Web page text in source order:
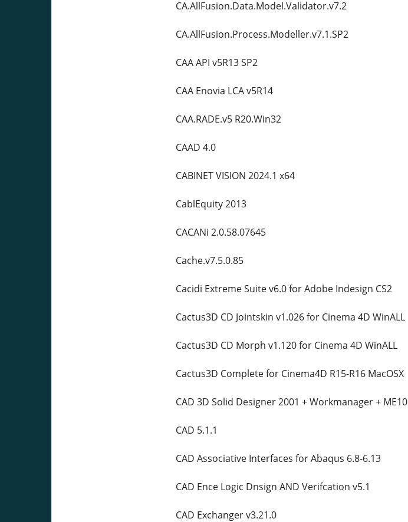
CA.AllFusion.Data.Model.Validator.v7.2
CA.AllFusion.Process.Modeller.v7.1.SP2
CAA API v5R13 SP2
CAA Enovia LCA v5R14
CAA.RADE.v5 R20.Win32
CAAD 4.0
CABINET VISION 2024.1 x64
CablEquity 2013
CACANi 2.0.58.07645
Cache.v7.5.0.85
Cacidi Extreme Suite v6.0 for Adobe Indesign CS2
Cactus3D CD Jointskin v1.026 for Cinema 4D WinALL
Cactus3D CD Morph v1.120 for Cinema 4D WinALL
Cactus3D Complete for Cinema4D R15-R16 MacOSX
CAD 3D Solid Designer 2001 + Workmanager + ME10
CAD 5.1.1
CAD Assoсiative Interfaces for Abaqus 6.8-6.13
CAD Ence Logic Dnsign AND Verifcation v5.1
CAD Exchanger v3.21.0